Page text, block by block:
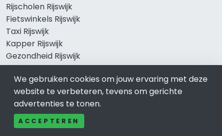
Rijscholen Rijswijk
Fietswinkels Rijswijk
Taxi Rijswijk
Kapper Rijswijk
Gezondheid Rijswijk
Afvallen Rijswijk
Gezond eten Rijswijk
Bekend in Rijswijk
We gebruiken cookies om jouw ervaring met deze
website te verbeteren, tevens om gerichte
advertenties te tonen.
ACCEPTEREN